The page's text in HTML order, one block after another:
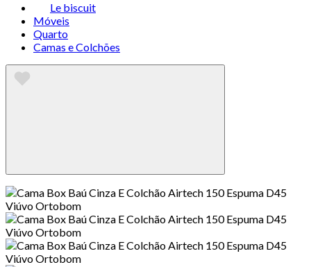
Le biscuit
Móveis
Quarto
Camas e Colchões